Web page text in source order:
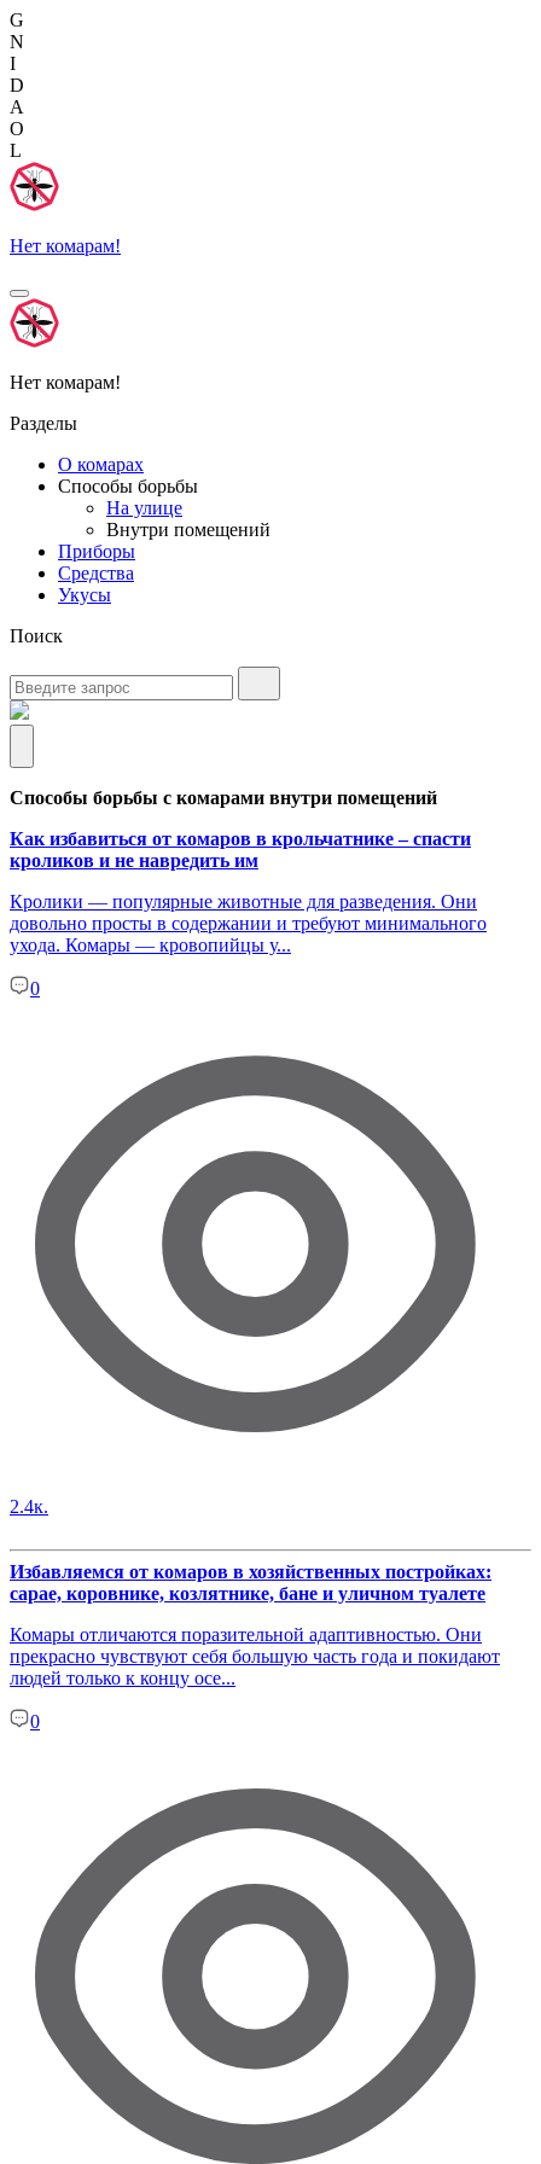
G
N
I
D
A
O
L
Нет комарам!
Нет комарам!
Разделы
О комарах
Способы борьбы
На улице
Внутри помещений
Приборы
Средства
Укусы
Поиск
Способы борьбы с комарами внутри помещений
Как избавиться от комаров в крольчатнике – спасти
кроликов и не навредить им
Кролики — популярные животные для разведения. Они
довольно просты в содержании и требуют минимального
ухода. Комары — кровопийцы у...
0
2.4к.
Избавляемся от комаров в хозяйственных постройках:
сарае, коровнике, козлятнике, бане и уличном туалете
Комары отличаются поразительной адаптивностью. Они
прекрасно чувствуют себя большую часть года и покидают
людей только к концу осе...
0